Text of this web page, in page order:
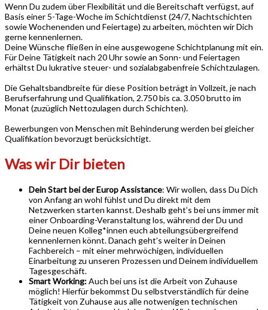
Wenn Du zudem über Flexibilität und die Bereitschaft verfügst, auf
Basis einer 5-Tage-Woche im Schichtdienst (24/7, Nachtschichten
sowie Wochenenden und Feiertage) zu arbeiten, möchten wir Dich
gerne kennenlernen.
Deine Wünsche fließen in eine ausgewogene Schichtplanung mit ein.
Für Deine Tätigkeit nach 20 Uhr sowie an Sonn- und Feiertagen
erhältst Du lukrative steuer- und sozialabgabenfreie Schichtzulagen.
Die Gehaltsbandbreite für diese Position beträgt in Vollzeit, je nach
Berufserfahrung und Qualifikation, 2.750 bis ca. 3.050 brutto im
Monat (zuzüglich Nettozulagen durch Schichten).
Bewerbungen von Menschen mit Behinderung werden bei gleicher
Qualifikation bevorzugt berücksichtigt.
Was wir Dir bieten
Dein Start bei der Europ Assistance: Wir wollen, dass Du Dich
von Anfang an wohl fühlst und Du direkt mit dem
Netzwerken starten kannst. Deshalb geht’s bei uns immer mit
einer Onboarding-Veranstaltung los, während der Du und
Deine neuen Kolleg*innen euch abteilungsübergreifend
kennenlernen könnt. Danach geht’s weiter in Deinen
Fachbereich – mit einer mehrwöchigen, individuellen
Einarbeitung zu unseren Prozessen und Deinem individuellem
Tagesgeschäft.
Smart Working:Auch bei uns ist die Arbeit von Zuhause
möglich! Hierfür bekommst Du selbstverständlich für deine
Tätigkeit von Zuhause aus alle notwenigen technischen